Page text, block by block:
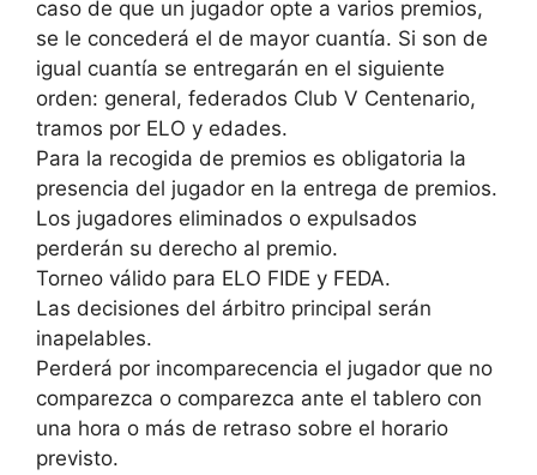
caso de que un jugador opte a varios premios,
se le concederá el de mayor cuantía. Si son de
igual cuantía se entregarán en el siguiente
orden: general, federados Club V Centenario,
tramos por ELO y edades.
Para la recogida de premios es obligatoria la
presencia del jugador en la entrega de premios.
Los jugadores eliminados o expulsados
perderán su derecho al premio.
Torneo válido para ELO FIDE y FEDA.
Las decisiones del árbitro principal serán
inapelables.
Perderá por incomparecencia el jugador que no
comparezca o comparezca ante el tablero con
una hora o más de retraso sobre el horario
previsto.